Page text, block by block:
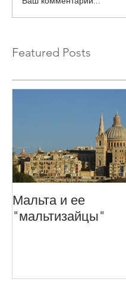
Featured Posts
Мальта и ее
"мальтизайцы"